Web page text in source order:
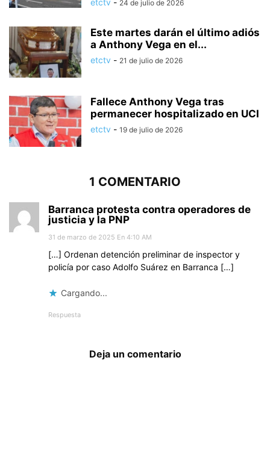
24 de julio de 2026
Este martes darán el último adiós
a Anthony Vega en el...
etctv - 21 de julio de 2026
Fallece Anthony Vega tras
permanecer hospitalizado en UCI
etctv - 19 de julio de 2026
1 COMENTARIO
Barranca protesta contra operadores de
justicia y la PNP
31 de marzo de 2025 En 4:10 AM
[…] Ordenan detención preliminar de inspector y
policía por caso Adolfo Suárez en Barranca […]
Cargando...
Respuesta
Deja un comentario